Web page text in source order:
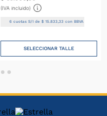
(IVA incluido)
6cuotas S/I de $ 15. 833 33 con BBVA
SELECCIONAR TALLE